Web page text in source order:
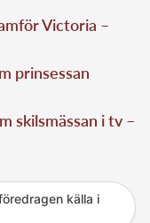
Victoria –
prinsessan
skilsmässan i tv –
källa i